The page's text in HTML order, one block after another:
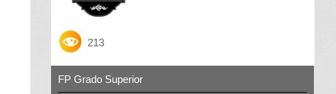
213
FP Grado Superior